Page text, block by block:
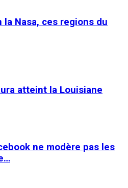
la Nasa, ces regions du
atteint la Louisiane
ne modère pas les